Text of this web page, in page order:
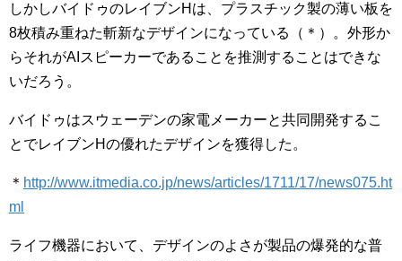
しかしバイドゥのレイブンHは、プラスチック製の薄い板を
8枚積み重ねた斬新なデザインになっている（＊）。外形か
らそれがAIスピーカーであることを推測することはできな
いだろう。
バイドゥはスウェーデンの家電メーカーと共同開発するこ
とでレイブンHの優れたデザインを獲得した。
＊ http://www.itmedia.co.jp/news/articles/1711/17/news075.ht
ml
ライフ機器において、デザインのよさが製品の爆発的な普